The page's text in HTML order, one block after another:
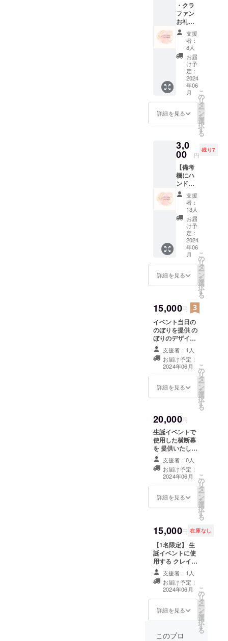
・クラ
ファン
お礼ス
テッ
カー 複
数購入
いただ
いても
ステッ
カーは
同じ柄
です。
支援
者：
8人
お届
け予
定：
2024
年06
月
詳細を見る
こ
の
リ
タ
ー
ン
を
選
択
す
る
3,0
00 円
残り7
【備考
欄にハ
ンドル
ネーム
必須】
・生誕T
のプリ
クラ ・
クラ
ファン
お礼ス
テッ
カー 複
数個購
入いた
だいて
テッ
カーは
同じで
す。 プ
リクラ
は柄が
変わり
ます！
支援
者：
13人
お届
け予
定：
2024
年06
月
詳細を見る
こ
の
リ
タ
ー
ン
を
選
択
す
る
15,000円
イベント当日の
のぼりを提供 の
ぼりのデザイン
はらん姉自作、
ぼかしてる部分
は生誕限定イラ
ストで イベント
当日＆クラファ
ン限定グッズの
支援者：1人
お届け予定：
2024年06月
詳細を見る
こ
の
リ
タ
ー
ン
を
選
択
す
る
20,000円
生誕イベントで
使用した横断幕
を 提供いたしま
す。 らん姉本人
がデザイン、
支援者：0人
お届け予定：
2024年06月
詳細を見る
こ
の
リ
タ
ー
ン
を
選
択
す
る
15,000円 在庫なし
【1名限定️】 生
誕イベントに使
用する クレイ
ケーキ(フェイク
ケーキ)を提供。
ぜひお家に飾っ
てください！
支援者：1人
お届け予定：
2024年06月
詳細を見る
こ
の
リ
タ
ー
ン
を
選
択
す
る
このプロ